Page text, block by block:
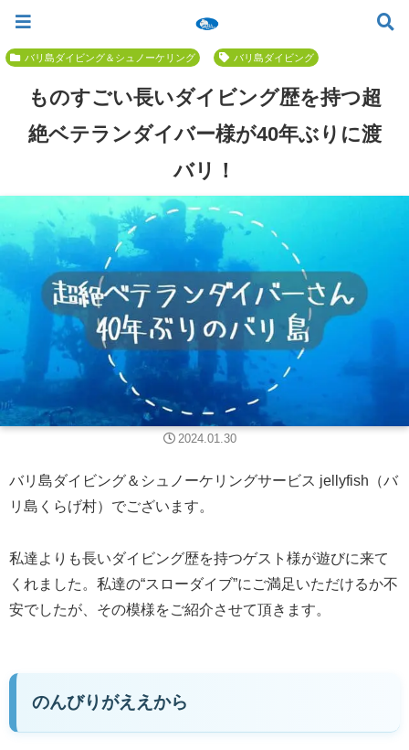
バリ島でいちばん優しい初心者専門 ≫
バリ島ダイビング＆シュノーケリング バリ島ダイビング
ものすごい長いダイビング歴を持つ超
絶ベテランダイバー様が40年ぶりに渡
バリ！
2024.01.30
バリ島ダイビング＆シュノーケリングサービス jellyfish（バ
リ島くらげ村）でございます。
私達よりも長いダイビング歴を持つゲスト様が遊びに来て
くれました。私達の“スローダイブ”にご満足いただけるか不
安でしたが、その模様をご紹介させて頂きます。
のんびりがええから